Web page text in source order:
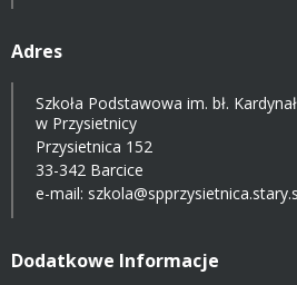
Adres
Szkoła Podstawowa im. bł.
w Przysietnicy
Przysietnica 152
33-342 Barcice
e-mail:
Dodatkowe Informacje